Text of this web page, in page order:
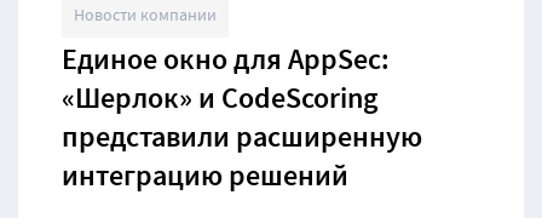
Новости компании
Единое окно для AppSec:
«Шерлок» и CodeScoring
представили расширенную
интеграцию решений